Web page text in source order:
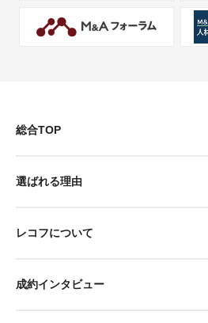
総合TOP
選ばれる理由
レコフについて
成約インタビュー